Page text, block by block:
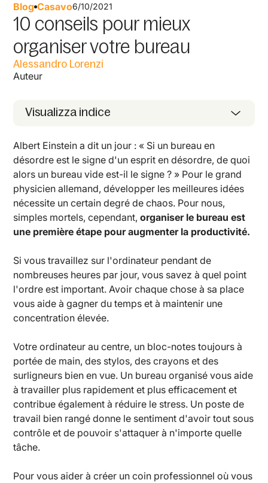
Blog Casavo6/10/2021
10 conseils pour mieux
organiser votre bureau
Alessandro Lorenzi
Auteur
Visualizza indice
Albert Einstein a dit un jour : « Si un bureau en
désordre est le signe d'un esprit en désordre, de quoi
alors un bureau vide est-il le signe ? » Pour le grand
physicien allemand, développer les meilleures idées
nécessite un certain degré de chaos. Pour nous,
simples mortels, cependant,organiser le bureau est
une première étape pour augmenter la productivité.
Si vous travaillez sur l'ordinateur pendant de
nombreuses heures par jour, vous savez à quel point
l'ordre est important. Avoir chaque chose à sa place
vous aide à gagner du temps et à maintenir une
concentration élevée.
Votre ordinateur au centre, un bloc-notes toujours à
portée de main, des stylos, des crayons et des
surligneurs bien en vue. Un bureau organisé vous aide
à travailler plus rapidement et plus efficacement et
contribue également à réduire le stress. Un poste de
travail bien rangé donne le sentiment d'avoir tout sous
contrôle et de pouvoir s'attaquer à n'importe quelle
tâche.
Pour vous aider à créer un coin professionnel où vous